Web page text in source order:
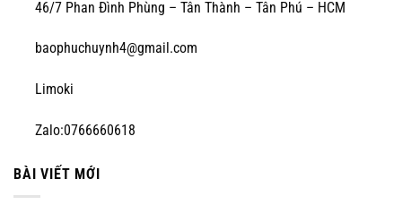
46/7 Phan Đình Phùng – Tân Thành – Tân Phú – HCM
baophuchuynh4@gmail.com
Limoki
Zalo:0766660618
BÀI VIẾT MỚI